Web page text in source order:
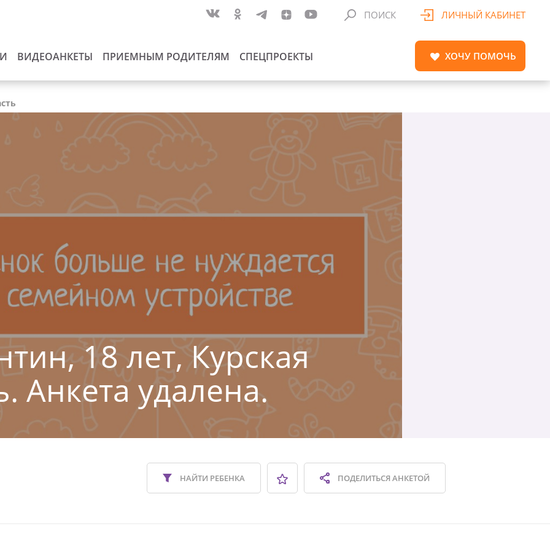
ВИДЕОАНКЕТЫ ПРИЕМНЫМ РОДИТЕЛЯМ СПЕЦПРОЕКТЫ
ПОИСК ЛИЧНЫЙ КАБИНЕТ
ХОЧУ ПОМОЧЬ
18 лет, Курская
Анкета удалена.
ПОДЕЛИТЬСЯАНКЕТОЙ
НАЙТИ РЕБЕНКА